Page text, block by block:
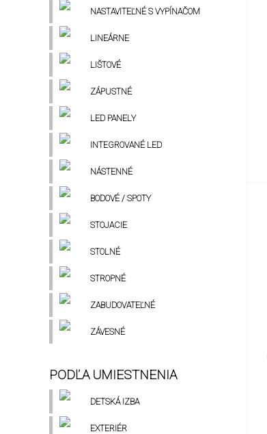
NASTAVITEĽNÉ S VYPÍNAČOM
LINEÁRNE
LIŠTOVÉ
ZÁPUSTNÉ
LED PANELY
INTEGROVANÉ LED
NÁSTENNÉ
BODOVÉ / SPOTY
STOJACIE
STOLNÉ
STROPNÉ
ZABUDOVATEĽNÉ
ZÁVESNÉ
PODĽA UMIESTNENIA
DETSKÁ IZBA
EXTERIÉR